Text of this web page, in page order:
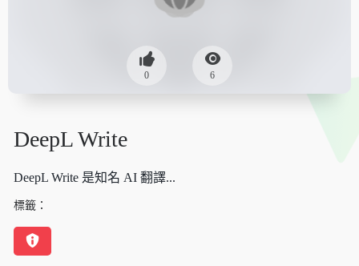
0 6
DeepL Write
DeepL Write 是知名 AI 翻譯...
標籤：